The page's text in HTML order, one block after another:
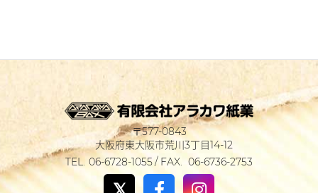
577-0843
大阪府東大阪市荒川3丁目14-12
06-6728-1055
06-6736-2753